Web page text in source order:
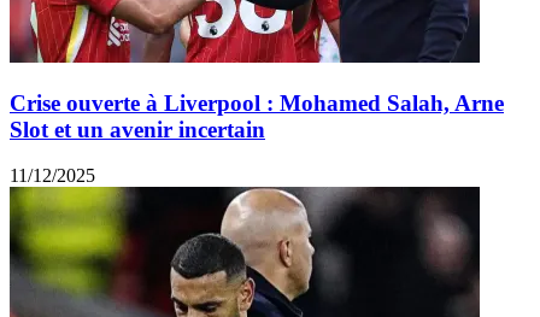
Crise ouverte à Liverpool : Mohamed Salah, Arne
Slot et un avenir incertain
11/12/2025